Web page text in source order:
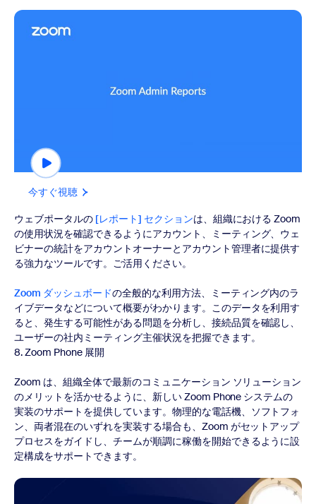
ウェブポータルの [レポート] セクションは、組織における Zoom
の使用状況を確認できるようにアカウント、ミーティング、ウェ
ビナーの統計をアカウントオーナーとアカウント管理者に提供す
る強力なツールです。ご活用ください。
Zoom ダッシュボードの全般的な利用方法、ミーティング内のラ
イブデータなどについて概要がわかります。このデータを利用す
ると、発生する可能性がある問題を分析し、接続品質を確認し、
ユーザーの社内ミーティング主催状況を把握できます。
今すぐ視聴
今すぐ視聴
8. Zoom Phone 展開
Zoom は、組織全体で最新のコミュニケーション ソリューション
のメリットを活かせるように、新しい Zoom Phone システムの
実装のサポートを提供しています。物理的な電話機、ソフトフォ
ン、両者混在のいずれを実装する場合も、Zoom がセットアップ
プロセスをガイドし、チームが順調に稼働を開始できるように設
定構成をサポートできます。
今すぐ視聴